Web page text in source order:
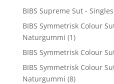
BIBS Supreme Sut -
BIBS Symmetrisk Colour
Naturgummi (1)
BIBS Symmetrisk Colour
BIBS Symmetrisk Colour
Naturgummi (8)